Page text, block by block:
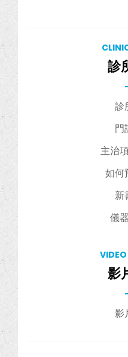
診
診
門
主治
如何
新
儀
影
影